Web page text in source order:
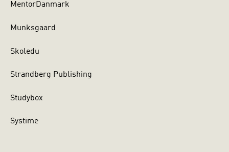
MentorDanmark
Munksgaard
Skoledu
Strandberg Publishing
Studybox
Systime